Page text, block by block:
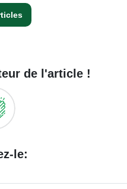
de l'article !
le: